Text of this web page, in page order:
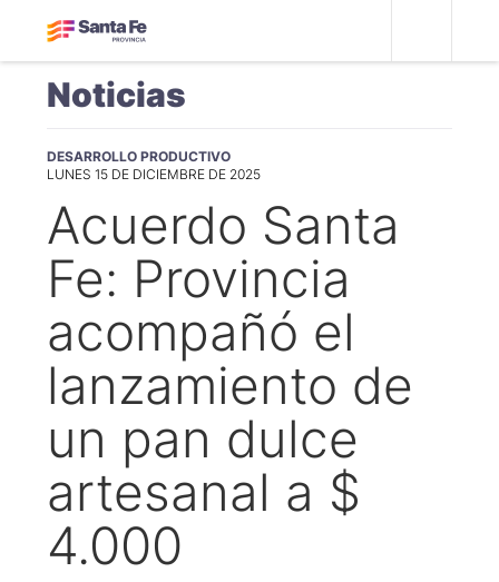
Noticias
DESARROLLO PRODUCTIVO
LUNES 15 DE DICIEMBRE DE 2025
Acuerdo Santa
Fe: Provincia
acompañó el
lanzamiento de
un pan dulce
artesanal a $
4.000